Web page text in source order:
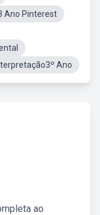
Ano Pinterest
Ano
ao